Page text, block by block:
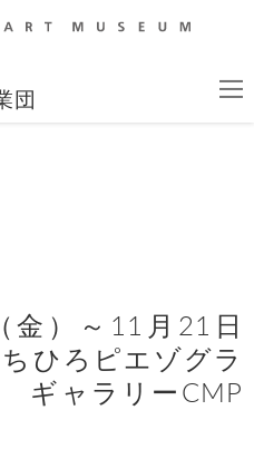
団
金）～11月21日
ひろピエゾグラ
ャラリーCMP